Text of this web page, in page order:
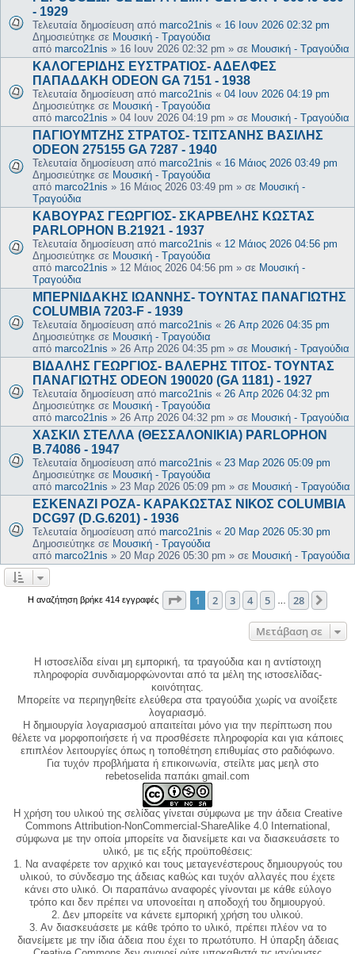
- 1929
Τελευταία δημοσίευση από marco21nis « 16 Ιουν 2026 02:32 pm
Δημοσιεύτηκε σε Μουσική - Τραγούδια
από marco21nis » 16 Ιουν 2026 02:32 pm » σε Μουσική - Τραγούδια
ΚΑΛΟΓΕΡΙΔΗΣ ΕΥΣΤΡΑΤΙΟΣ- ΑΔΕΛΦΕΣ
ΠΑΠΑΔΑΚΗ ODEON GA 7151 - 1938
Τελευταία δημοσίευση από marco21nis « 04 Ιουν 2026 04:19 pm
Δημοσιεύτηκε σε Μουσική - Τραγούδια
από marco21nis » 04 Ιουν 2026 04:19 pm » σε Μουσική - Τραγούδια
ΠΑΓΙΟΥΜΤΖΗΣ ΣΤΡΑΤΟΣ- ΤΣΙΤΣΑΝΗΣ ΒΑΣΙΛΗΣ
ODEON 275155 GA 7287 - 1940
Τελευταία δημοσίευση από marco21nis « 16 Μάιος 2026 03:49 pm
Δημοσιεύτηκε σε Μουσική - Τραγούδια
από marco21nis » 16 Μάιος 2026 03:49 pm » σε Μουσική -
Τραγούδια
ΚΑΒΟΥΡΑΣ ΓΕΩΡΓΙΟΣ- ΣΚΑΡΒΕΛΗΣ ΚΩΣΤΑΣ
PARLOPHON B.21921 - 1937
Τελευταία δημοσίευση από marco21nis « 12 Μάιος 2026 04:56 pm
Δημοσιεύτηκε σε Μουσική - Τραγούδια
από marco21nis » 12 Μάιος 2026 04:56 pm » σε Μουσική -
Τραγούδια
ΜΠΕΡΝΙΔΑΚΗΣ ΙΩΑΝΝΗΣ- ΤΟΥΝΤΑΣ ΠΑΝΑΓΙΩΤΗΣ
COLUMBIA 7203-F - 1939
Τελευταία δημοσίευση από marco21nis « 26 Απρ 2026 04:35 pm
Δημοσιεύτηκε σε Μουσική - Τραγούδια
από marco21nis » 26 Απρ 2026 04:35 pm » σε Μουσική - Τραγούδια
ΒΙΔΑΛΗΣ ΓΕΩΡΓΙΟΣ- ΒΑΛΕΡΗΣ ΤΙΤΟΣ- ΤΟΥΝΤΑΣ
ΠΑΝΑΓΙΩΤΗΣ ODEON 190020 (GA 1181) - 1927
Τελευταία δημοσίευση από marco21nis « 26 Απρ 2026 04:32 pm
Δημοσιεύτηκε σε Μουσική - Τραγούδια
από marco21nis » 26 Απρ 2026 04:32 pm » σε Μουσική - Τραγούδια
ΧΑΣΚΙΛ ΣΤΕΛΛΑ (ΘΕΣΣΑΛΟΝΙΚΙΑ) PARLOPHON
B.74086 - 1947
Τελευταία δημοσίευση από marco21nis « 23 Μαρ 2026 05:09 pm
Δημοσιεύτηκε σε Μουσική - Τραγούδια
από marco21nis » 23 Μαρ 2026 05:09 pm » σε Μουσική - Τραγούδια
ΕΣΚΕΝΑΖΙ ΡΟΖΑ- ΚΑΡΑΚΩΣΤΑΣ ΝΙΚΟΣ COLUMBIA
DCG97 (D.G.6201) - 1936
Τελευταία δημοσίευση από marco21nis « 20 Μαρ 2026 05:30 pm
Δημοσιεύτηκε σε Μουσική - Τραγούδια
από marco21nis » 20 Μαρ 2026 05:30 pm » σε Μουσική - Τραγούδια
Η αναζήτηση βρήκε 414 εγγραφές Σελίδα από28
1 2 3 4 5 28
Μετάβαση σε
Η ιστοσελίδα είναι μη εμπορική, τα τραγούδια και η αντίστοιχη
πληροφορία συνδιαμορφώνονται από τα μέλη της ιστοσελίδας-
κοινότητας.
Μπορείτε να περιηγηθείτε ελεύθερα στα τραγούδια χωρίς να ανοίξετε
λογαριασμό.
Η δημιουργία λογαριασμού απαιτείται μόνο για την περίπτωση που
θέλετε να μορφοποιήσετε ή να προσθέσετε πληροφορία και για κάποιες
επιπλέον λειτουργίες όπως η τοποθέτηση επιθυμίας στο ραδιόφωνο.
Για τυχόν προβλήματα ή επικοινωνία, στείλτε μας μεηλ στο
rebetoselida παπάκι gmail.com
Η χρήση του υλικού της σελίδας γίνεται σύμφωνα με την άδεια Creative
Commons Attribution-NonCommercial-ShareAlike 4.0 International,
σύμφωνα με την οποία μπορείτε να διανείμετε και να διασκευάσετε το
υλικό, με τις εξής προϋποθέσεις:
1. Να αναφέρετε τον αρχικό και τους μεταγενέστερους δημιουργούς του
υλικού, το σύνδεσμο της άδειας καθώς και τυχόν αλλαγές που έχετε
κάνει στο υλικό. Οι παραπάνω αναφορές γίνονται με κάθε εύλογο
τρόπο και δεν πρέπει να υπονοείται η αποδοχή του δημιουργού.
2. Δεν μπορείτε να κάνετε εμπορική χρήση του υλικού.
3. Αν διασκευάσετε με κάθε τρόπο το υλικό, πρέπει πλέον να το
διανείμετε με την ίδια άδεια που έχει το πρωτότυπο. Η ύπαρξη άδειας